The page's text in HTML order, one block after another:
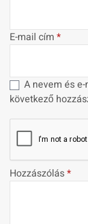
E-mail cím *
A nevem és
következő
Hozzászólás*